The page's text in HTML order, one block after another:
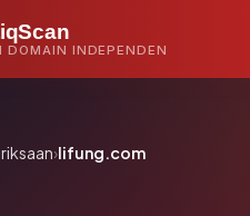
DOMAIN INDEPENDEN
›lifung.com